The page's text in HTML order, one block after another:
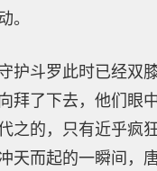
。
护斗罗此时已经双
拜了下去，他们眼
之的，只有近乎疯
天而起的一瞬间，